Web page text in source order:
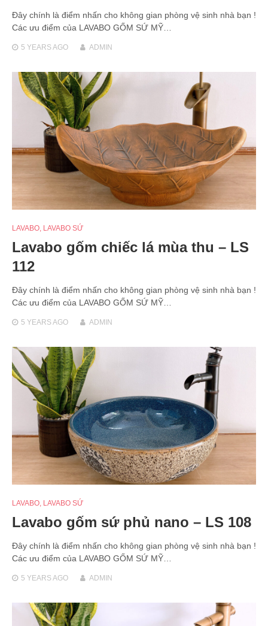
Đây chính là điểm nhấn cho không gian phòng vệ sinh nhà bạn !
Các ưu điểm của LAVABO GỐM SỨ MỸ…
5 YEARSAGO ADMIN
LAVABO LAVABO SỨ
Lavabo gốm chiếc lá mùa thu – LS
112
Đây chính là điểm nhấn cho không gian phòng vệ sinh nhà bạn !
Các ưu điểm của LAVABO GỐM SỨ MỸ…
5 YEARSAGO ADMIN
LAVABO LAVABO SỨ
Lavabo gốm sứ phủ nano – LS 108
Đây chính là điểm nhấn cho không gian phòng vệ sinh nhà bạn !
Các ưu điểm của LAVABO GỐM SỨ MỸ…
5 YEARSAGO ADMIN